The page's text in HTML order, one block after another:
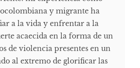
y migrante ha
a la vida y enfrentar a la
acaecida en la forma de un
de violencia presentes en un
al extremo de glorificar las